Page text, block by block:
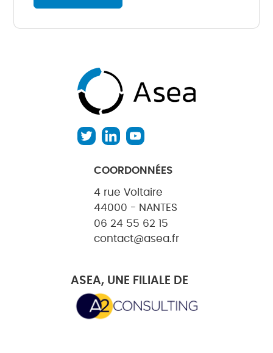
COORDONNÉES
4 rue Voltaire
44000 - NANTES
06 24 55 62 15
contact@asea.fr
ASEA, UNE FILIALE DE